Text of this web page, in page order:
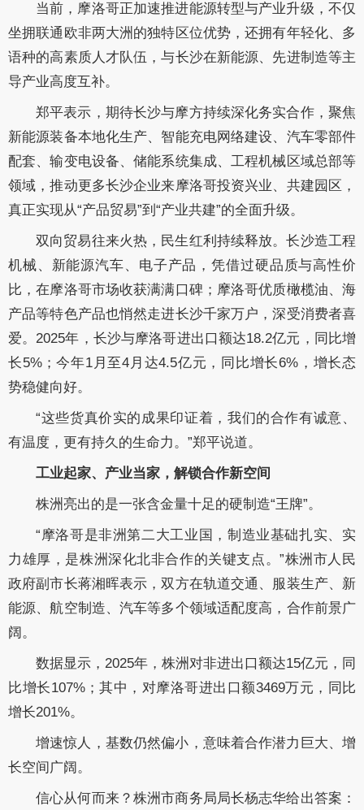
当前，摩洛哥正加速推进能源转型与产业升级，不仅
坐拥联通欧非两大洲的独特区位优势，还拥有年轻化、多
语种的高素质人才队伍，与长沙在新能源、先进制造等主
导产业高度互补。
郑平表示，期待长沙与摩方持续深化务实合作，聚焦
新能源装备本地化生产、智能充电网络建设、汽车零部件
配套、输变电设备、储能系统集成、工程机械区域总部等
领域，推动更多长沙企业来摩洛哥投资兴业、共建园区，
真正实现从“产品贸易”到“产业共建”的全面升级。
双向贸易往来火热，民生红利持续释放。长沙造工程
机械、新能源汽车、电子产品，凭借过硬品质与高性价
比，在摩洛哥市场收获满满口碑；摩洛哥优质橄榄油、海
产品等特色产品也悄然走进长沙千家万户，深受消费者喜
爱。2025年，长沙与摩洛哥进出口额达18.2亿元，同比增
长5%；今年1月至4月达4.5亿元，同比增长6%，增长态
势稳健向好。
“这些货真价实的成果印证着，我们的合作有诚意、
有温度，更有持久的生命力。”郑平说道。
工业起家、产业当家，解锁合作新空间
株洲亮出的是一张含金量十足的硬制造“王牌”。
“摩洛哥是非洲第二大工业国，制造业基础扎实、实
力雄厚，是株洲深化北非合作的关键支点。”株洲市人民
政府副市长蒋湘晖表示，双方在轨道交通、服装生产、新
能源、航空制造、汽车等多个领域适配度高，合作前景广
阔。
数据显示，2025年，株洲对非进出口额达15亿元，同
比增长107%；其中，对摩洛哥进出口额3469万元，同比
增长201%。
增速惊人，基数仍然偏小，意味着合作潜力巨大、增
长空间广阔。
信心从何而来？株洲市商务局局长杨志华给出答案：